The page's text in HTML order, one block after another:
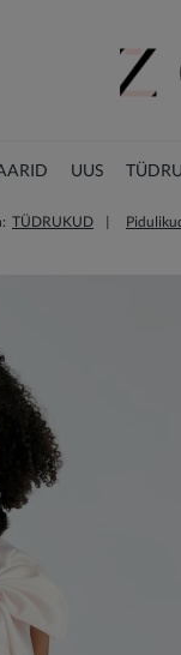
UUS
TÜDRUKUD